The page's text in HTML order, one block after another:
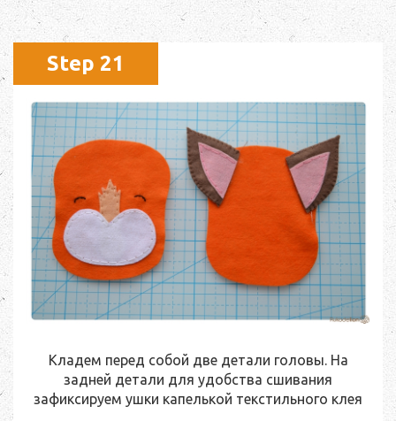
Step 21
Кладем перед собой две детали головы. На
задней детали для удобства сшивания
зафиксируем ушки капелькой текстильного клея